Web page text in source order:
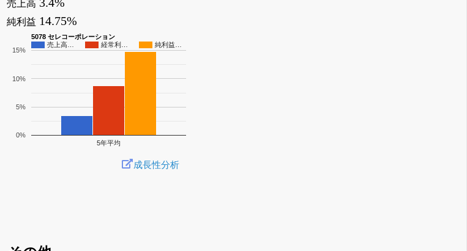
売上高
純利益 14.75%
5078 セレコーポレーション
売上高…
経常利… 純利益…
5年平均
0%
5%
10%
15%
成長性分析